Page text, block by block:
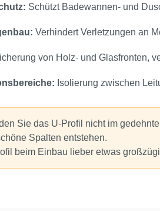
Schützt Badewannen- und
Verhindert Verletzungen an
von Holz- und Glasfronten,
Isolierung zwischen
Sie das U‑Profil nicht im
Spalten entstehen.
beim Einbau lieber etwas